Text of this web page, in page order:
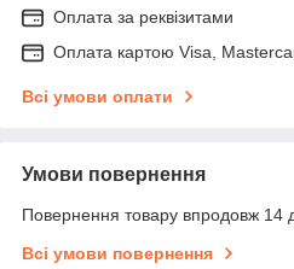
Оплата за реквізитами
Оплата картою Visa,
Всі умови оплати
Умови повернення
Повернення товару впродовж 14
Всі умови повернення